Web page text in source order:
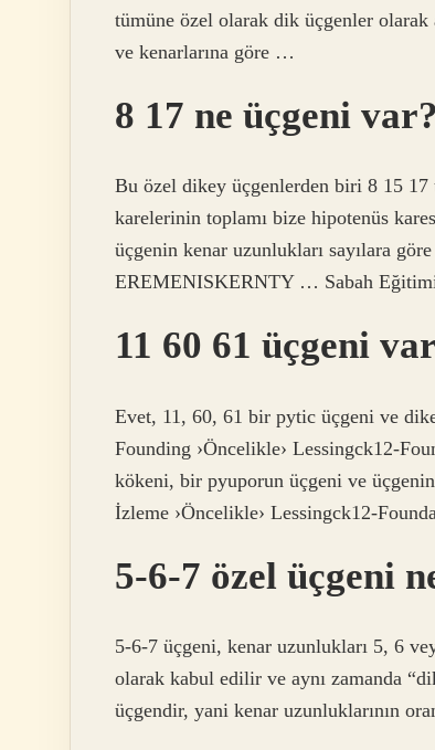
tümüne özel olarak dik üçgenler olarak
ve kenarlarına göre …
8 17 ne üçgeni var?
Bu özel dikey üçgenlerden biri 8 15
karelerinin toplamı bize hipotenüs
üçgenin kenar uzunlukları sayılara
EREMENISKERNTY … Sabah
11 60 61 üçgeni
Evet, 11, 60, 61 bir pytic üçgeni ve
Founding ›Öncelikle› Lessingck12-
kökeni, bir pyuporun üçgeni ve
İzleme ›Öncelikle› Lessingck12-
5-6-7 özel üçgeni
5-6-7 üçgeni, kenar uzunlukları 5, 6
olarak kabul edilir ve aynı zamanda
üçgendir, yani kenar uzunluklarının